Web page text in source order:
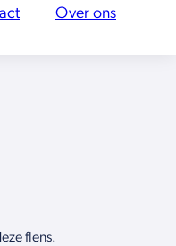
Over ons
flens.